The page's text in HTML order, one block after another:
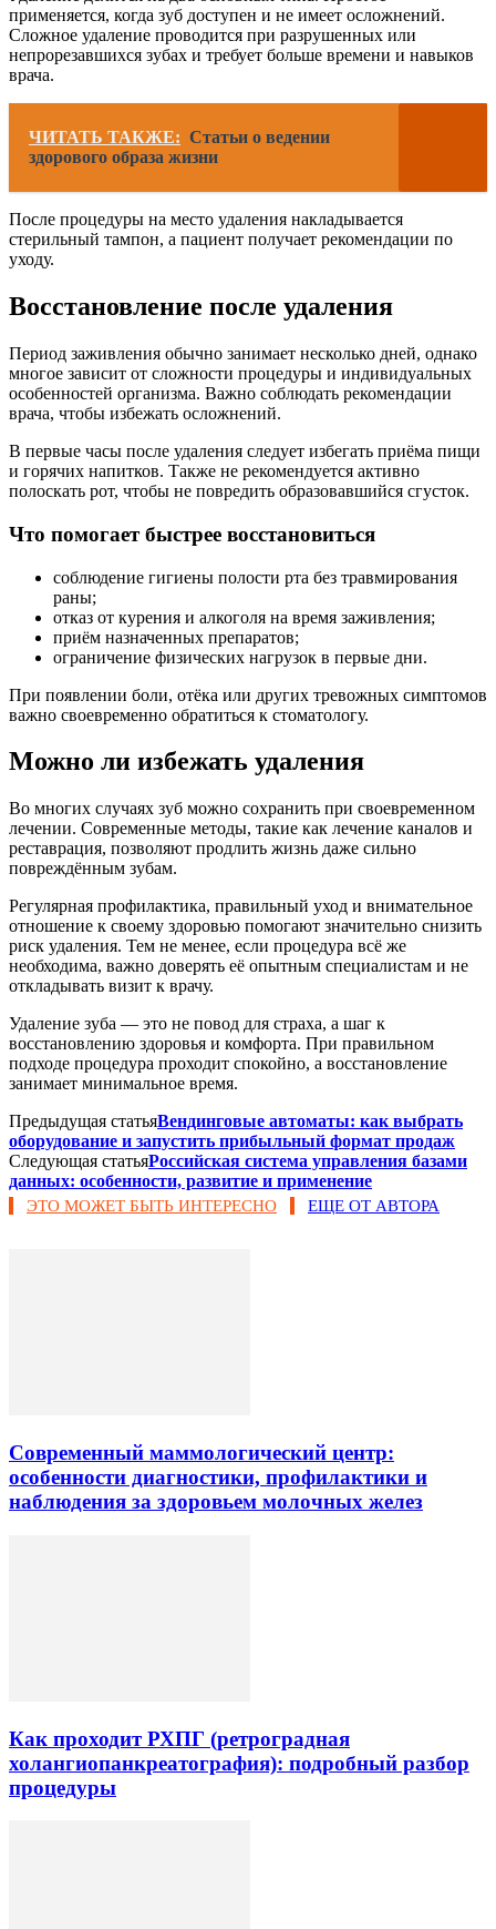
применяется, когда зуб доступен и не имеет осложнений.
Сложное удаление проводится при разрушенных или
непрорезавшихся зубах и требует больше времени и навыков
врача.
ЧИТАТЬ ТАКЖЕ: Статьи о ведении
здорового образа жизни
После процедуры на место удаления накладывается
стерильный тампон, а пациент получает рекомендации по
уходу.
Восстановление после удаления
Период заживления обычно занимает несколько дней, однако
многое зависит от сложности процедуры и индивидуальных
особенностей организма. Важно соблюдать рекомендации
врача, чтобы избежать осложнений.
В первые часы после удаления следует избегать приёма пищи
и горячих напитков. Также не рекомендуется активно
полоскать рот, чтобы не повредить образовавшийся сгусток.
Что помогает быстрее восстановиться
соблюдение гигиены полости рта без травмирования
раны;
отказ от курения и алкоголя на время заживления;
приём назначенных препаратов;
ограничение физических нагрузок в первые дни.
При появлении боли, отёка или других тревожных симптомов
важно своевременно обратиться к стоматологу.
Можно ли избежать удаления
Во многих случаях зуб можно сохранить при своевременном
лечении. Современные методы, такие как лечение каналов и
реставрация, позволяют продлить жизнь даже сильно
повреждённым зубам.
Регулярная профилактика, правильный уход и внимательное
отношение к своему здоровью помогают значительно снизить
риск удаления. Тем не менее, если процедура всё же
необходима, важно доверять её опытным специалистам и не
откладывать визит к врачу.
Удаление зуба — это не повод для страха, а шаг к
восстановлению здоровья и комфорта. При правильном
подходе процедура проходит спокойно, а восстановление
занимает минимальное время.
Предыдущая статьяВендинговые автоматы: как выбрать
оборудование и запустить прибыльный формат продаж
Следующая статьяРоссийская система управления базами
данных: особенности, развитие и применение
ЭТО МОЖЕТ БЫТЬ ИНТЕРЕСНО ЕЩЕ ОТ АВТОРА
Современный маммологический центр:
особенности диагностики, профилактики и
наблюдения за здоровьем молочных желез
Как проходит РХПГ (ретроградная
холангиопанкреатография): подробный разбор
процедуры